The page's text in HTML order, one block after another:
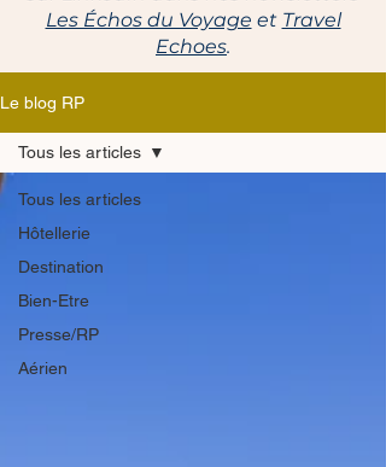
Les Échos du Voyage et Travel
Echoes.
Le blog RP
Tous les articles
Hôtellerie
Destination
Bien-Etre
Presse/RP
Aérien
Tous les articles